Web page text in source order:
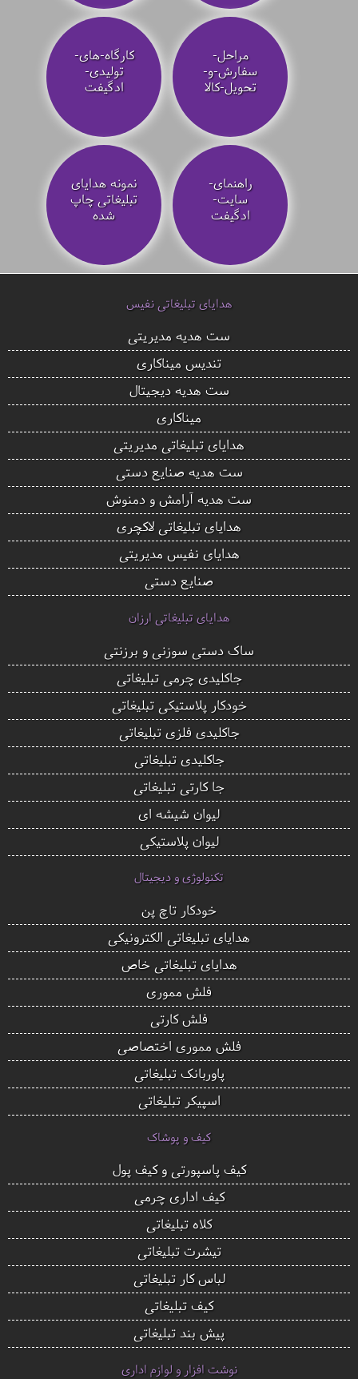
مراحل-
سفارش-و-
تحویل-کالا
کارگاه-های-
تولیدی-
ادگیفت
راهنمای-
سایت-
ادگیفت
نمونه هدایای
تبلیغاتی چاپ
شده
هدایای تبلیغاتی نفیس
ست هدیه مدیریتی
تندیس میناکاری
ست هدیه دیجیتال
میناکاری
هدایای تبلیغاتی مدیریتی
ست هدیه صنایع دستی
ست هدیه آرامش و دمنوش
هدایای تبلیغاتی لاکچری
هدایای نفیس مدیریتی
صنایع دستی
هدایای تبلیغاتی ارزان
ساک دستی سوزنی و برزنتی
جاکلیدی چرمی تبلیغاتی
خودکار پلاستیکی تبلیغاتی
جاکلیدی فلزی تبلیغاتی
جاکلیدی تبلیغاتی
جا کارتی تبلیغاتی
لیوان شیشه ای
لیوان پلاستیکی
تکنولوژی و دیجیتال
خودکار تاچ پن
هدایای تبلیغاتی الکترونیکی
هدایای تبلیغاتی خاص
فلش مموری
فلش کارتی
فلش مموری اختصاصی
پاوربانک تبلیغاتی
اسپیکر تبلیغاتی
کیف و پوشاک
کیف پاسپورتی و کیف پول
کیف اداری چرمی
کلاه تبلیغاتی
تیشرت تبلیغاتی
لباس کار تبلیغاتی
کیف تبلیغاتی
پیش بند تبلیغاتی
نوشت افزار و لوازم اداری